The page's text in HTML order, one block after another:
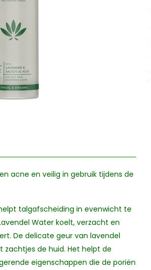
acne en veilig in gebruik tijdens de
talgafscheiding in evenwicht te
Water koelt, verzacht en
De delicate geur van lavendel
zachtjes de huid. Het helpt de
eigenschappen die de poriën